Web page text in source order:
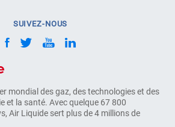
mondial des gaz, des technologies et des
et la santé. Avec quelque 67 800
Air Liquide sert plus de 4 millions de
SUIVEZ-NOUS